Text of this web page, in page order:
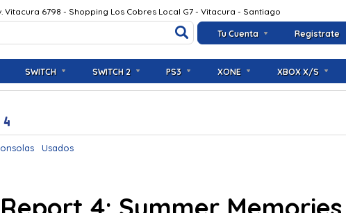
Tu Cuenta Registrate
Vitacura 6798 - Shopping Los Cobres Local G7 - Vitacura - Santiago
SWITCH SWITCH 2 PS3 XONE XBOX X/S
4
Usados